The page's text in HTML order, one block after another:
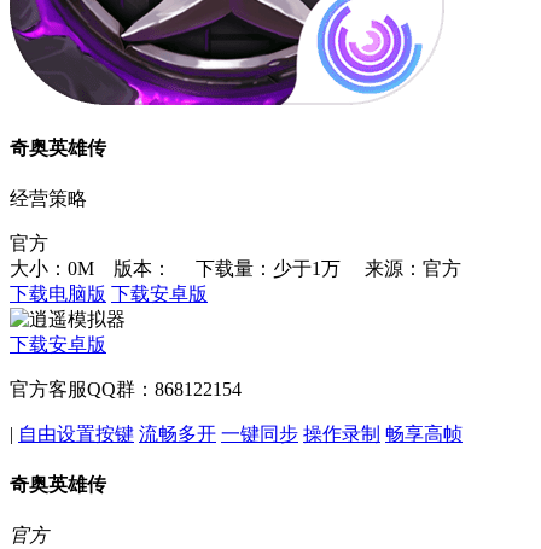
奇奥英雄传
经营策略
官方
大小：0M 版本：
下载量：少于1万
来源：官方
下载电脑版 下载安卓版
下载安卓版
官方客服QQ群：868122154
| 自由设置按键 流畅多开 一键同步 操作录制 畅享高帧
奇奥英雄传
官方